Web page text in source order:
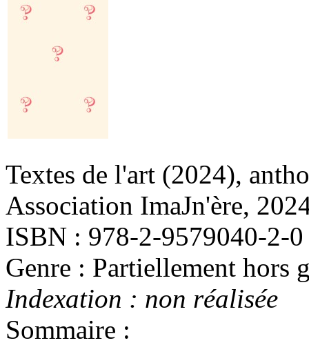
Textes de l'art (2024),
Association ImaJn'ère,
ISBN : 978-2-9579040-2-0
Genre : Partiellement hors
Indexation : non réalisée
Sommaire :